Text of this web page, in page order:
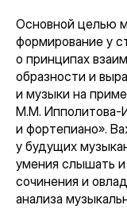
Основной целью
формирование у
о принципах
образности и
и музыки на
М.М. Ипполитова-
и фортепиано».
у будущих
умения слышать и
сочинения и
анализа